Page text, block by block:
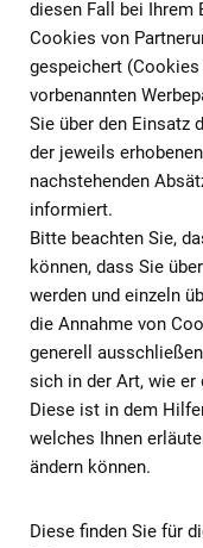
diesen Fall bei Ihrem
Cookies von
gespeichert
vorbenannten
Sie über den Einsatz
der jeweils
nachstehenden
informiert.
Bitte beachten Sie,
können, dass Sie
werden und einzeln
die Annahme von
generell
sich in der Art, wie er
Diese ist in dem
welches Ihnen
ändern können.
Diese finden Sie für